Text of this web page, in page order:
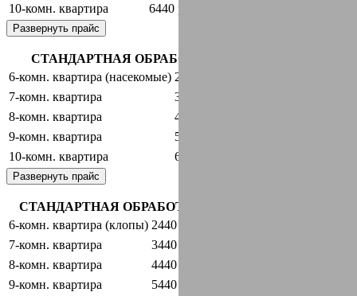
10-комн. квартира 6440 руб.
Развернуть прайс
СТАНДАРТНАЯ ОБРАБОТКА + ГАРАНТИЯ
6-комн. квартира (насекомые) 2440 руб.
7-комн. квартира 3440 руб.
8-комн. квартира 4440 руб.
9-комн. квартира 5440 руб.
10-комн. квартира 6440 руб.
Развернуть прайс
СТАНДАРТНАЯ ОБРАБОТКА + ГАРАНТИЯ
6-комн. квартира (клопы) 2440 руб.
7-комн. квартира 3440 руб.
8-комн. квартира 4440 руб.
9-комн. квартира 5440 руб.